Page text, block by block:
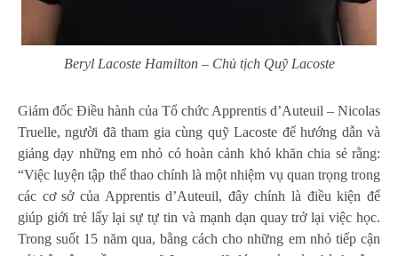
Beryl Lacoste Hamilton – Chủ tịch Quỹ Lacoste
Giám đốc Điều hành của Tổ chức Apprentis d’Auteuil – Nicolas
Truelle, người đã tham gia cùng quỹ Lacoste để hướng dẫn và
giảng dạy những em nhỏ có hoàn cảnh khó khăn chia sẻ rằng:
“Việc luyện tập thể thao chính là một nhiệm vụ quan trọng trong
các cơ sở của Apprentis d’Auteuil, đây chính là điều kiện để
giúp giới trẻ lấy lại sự tự tin và mạnh dạn quay trở lại việc học.
Trong suốt 15 năm qua, bằng cách cho những em nhỏ tiếp cận